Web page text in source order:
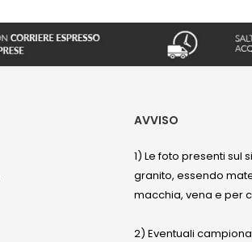
AVVISO
1) Le foto presenti sul
granito, essendo
macchia, vena e per
2) Eventuali